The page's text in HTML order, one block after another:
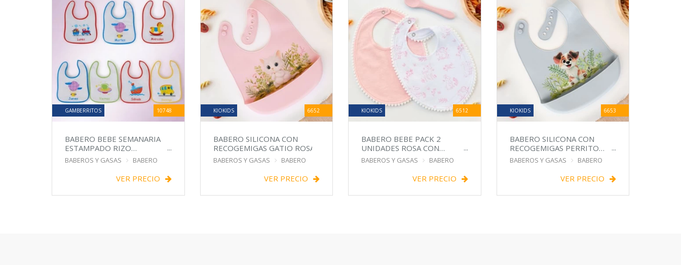
GAMBERRITOS 10748
BABERO BEBE SEMANARIA
ESTAMPADO RIZO
IMPERMEABLE
BABEROS Y GASAS BABERO
VER PRECIO
KIOKIDS 6652
BABERO SILICONA CON
RECOGEMIGAS GATIO ROSA
BABEROS Y GASAS BABERO
VER PRECIO
KIOKIDS 6512
BABERO BEBE PACK 2
UNIDADES ROSA CON
CUCHARITA
BABEROS Y GASAS BABERO
VER PRECIO
KIOKIDS 6653
BABERO SILICONA CON
RECOGEMIGAS PERRITO
CELESTE
BABEROS Y GASAS BABERO
VER PRECIO